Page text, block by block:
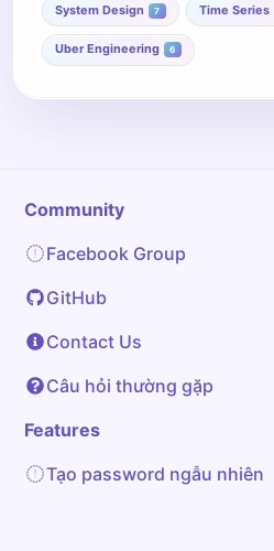
System Design 7 Time Series
Uber Engineering 6
Community
Facebook Group
GitHub
Contact Us
Câu hỏi thường gặp
Features
Tạo password ngẫu nhiên